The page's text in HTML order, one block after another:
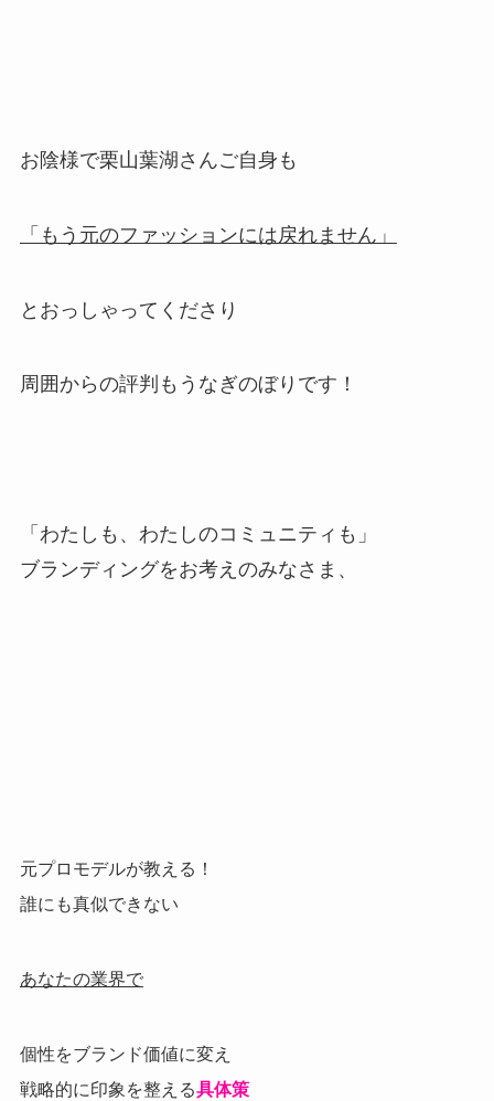
お陰様で栗山葉湖さんご自身も
「もう元のファッションには戻れません」
とおっしゃってくださり
周囲からの評判もうなぎのぼりです！
「わたしも、わたしのコミュニティも」
ブランディングをお考えのみなさま、
元プロモデルが教える！
誰にも真似できない
あなたの業界で
個性をブランド価値に変え
戦略的に印象を整える具体策